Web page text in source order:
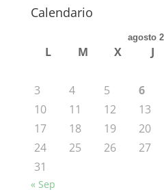
Calendario
agosto
L M X J
3
4 5 6
10
11 12 13
17
18 19 20
24
25 26 27
31
« Sep